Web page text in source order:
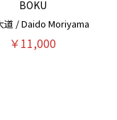
BOKU
道 / Daido Moriyama
￥11,000